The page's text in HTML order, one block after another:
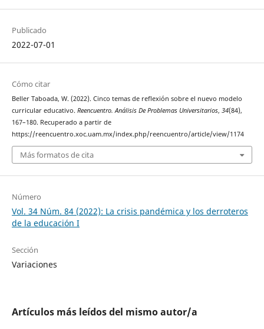
Publicado
2022-07-01
Cómo citar
Beller Taboada, W. (2022). Cinco temas de reflexión sobre el nuevo modelo
curricular educativo. Reencuentro. Análisis De Problemas Universitarios, 34(84),
167–180. Recuperado a partir de
https://reencuentro.xoc.uam.mx/index.php/reencuentro/article/view/1174
Más formatos de cita
Número
Vol. 34 Núm. 84 (2022): La crisis pandémica y los derroteros
de la educación I
Sección
Variaciones
Artículos más leídos del mismo autor/a